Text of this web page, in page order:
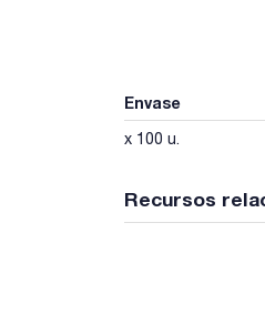
Envase
x 100 u.
Recursos